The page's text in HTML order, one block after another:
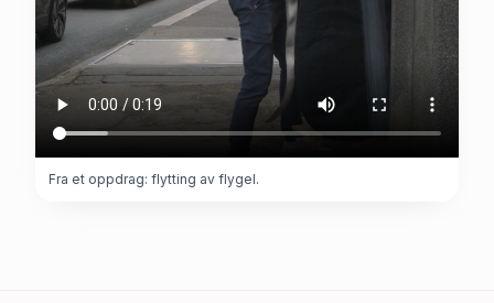
Fra et oppdrag: flytting av flygel.